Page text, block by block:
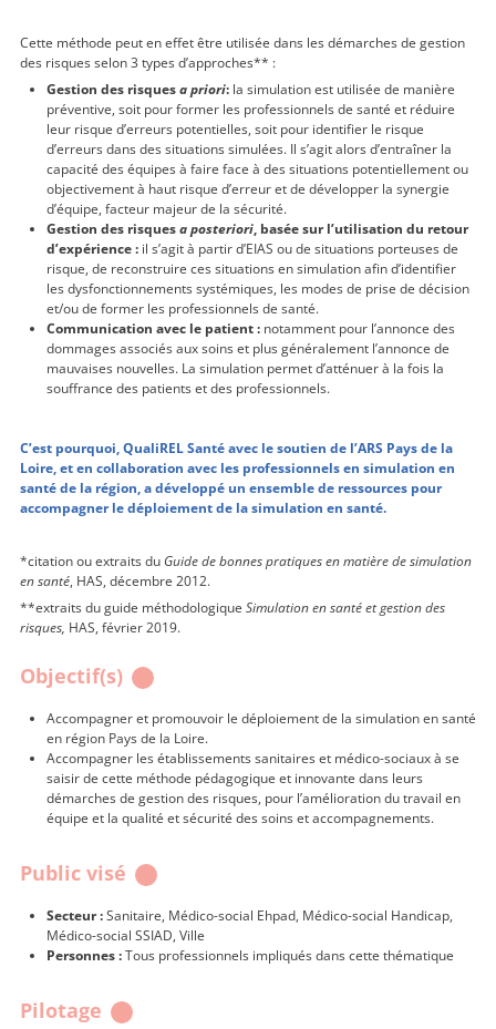
Cette méthode peut en effet être utilisée dans les démarches de gestion
des risques selon 3 types d’approches** :
Gestion des risquesa priori: la simulation est utilisée de manière
préventive, soit pour former les professionnels de santé et réduire
leur risque d’erreurs potentielles, soit pour identifier le risque
d’erreurs dans des situations simulées. Il s’agit alors d’entraîner la
capacité des équipes à faire face à des situations potentiellement ou
objectivement à haut risque d’erreur et de développer la synergie
d’équipe, facteur majeur de la sécurité.
Gestion des risquesa posteriori, basée sur l’utilisation du retour
d’expérience : il s’agit à partir d’EIAS ou de situations porteuses de
risque, de reconstruire ces situations en simulation afin d’identifier
les dysfonctionnements systémiques, les modes de prise de décision
et/ou de former les professionnels de santé.
Communication avec le patient : notamment pour l’annonce des
dommages associés aux soins et plus généralement l’annonce de
mauvaises nouvelles. La simulation permet d’atténuer à la fois la
souffrance des patients et des professionnels.
C’est pourquoi, QualiREL Santé avec le soutien de l’ARS Pays de la
Loire, et en collaboration avec les professionnels en simulation en
santé de la région, a développé un ensemble de ressources pour
accompagner le déploiement de la simulation en santé.
*citation ou extraits du Guide de bonnes pratiques en matière de simulation
en santé, HAS, décembre 2012.
**extraits du guide méthodologique Simulation en santé et gestion des
risques, HAS, février 2019.
Objectif(s)
Accompagner et promouvoir le déploiement de la simulation en santé
en région Pays de la Loire.
Accompagner les établissements sanitaires et médico-sociaux à se
saisir de cette méthode pédagogique et innovante dans leurs
démarches de gestion des risques, pour l’amélioration du travail en
équipe et la qualité et sécurité des soins et accompagnements.
Public visé
Secteur :Sanitaire, Médico-social Ehpad, Médico-social Handicap,
Médico-social SSIAD, Ville
Personnes :Tous professionnels impliqués dans cette thématique
Pilotage